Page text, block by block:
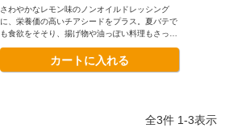
さわやかなレモン味のノンオイルドレッシング
に、栄養価の高いチアシードをプラス。夏バテで
も食欲をそそり、揚げ物や油っぽい料理もさっぱ
カートに入れる
全3件 1-3表示